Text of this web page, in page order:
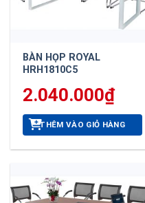
BÀN HỌP ROYAL
HRH1810C5
2.040.000₫
THÊM VÀO GIỎ HÀNG